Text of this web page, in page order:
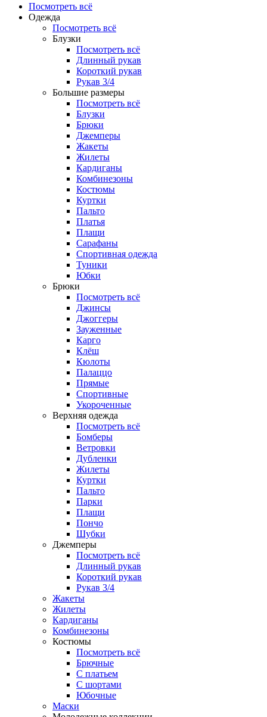
Посмотреть всё
Одежда
Посмотреть всё
Блузки
Посмотреть всё
Длинный рукав
Короткий рукав
Рукав 3/4
Большие размеры
Посмотреть всё
Блузки
Брюки
Джемперы
Жакеты
Жилеты
Кардиганы
Комбинезоны
Костюмы
Куртки
Пальто
Платья
Плащи
Сарафаны
Спортивная одежда
Туники
Юбки
Брюки
Посмотреть всё
Джинсы
Джоггеры
Зауженные
Карго
Клёш
Кюлоты
Палаццо
Прямые
Спортивные
Укороченные
Верхняя одежда
Посмотреть всё
Бомберы
Ветровки
Дубленки
Жилеты
Куртки
Пальто
Парки
Плащи
Пончо
Шубки
Джемперы
Посмотреть всё
Длинный рукав
Короткий рукав
Рукав 3/4
Жакеты
Жилеты
Кардиганы
Комбинезоны
Костюмы
Посмотреть всё
Брючные
С платьем
С шортами
Юбочные
Маски